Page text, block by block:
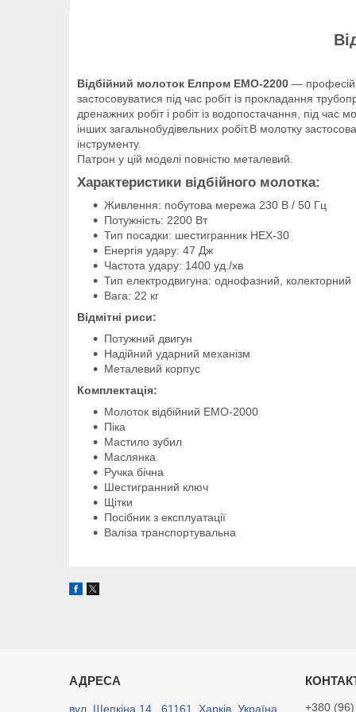
Відбійний молоток Елпром ЕМО-2200 —
застосовуватися під час робіт із прокладання
дренажних робіт і робіт із водопостачання, під час
інших загальнобудівельних робіт.В молотку
інструменту.
Патрон у цій моделі повністю металевий.
Характеристики відбійного молотка:
Живлення: побутова мережа 230 В / 50 Гц
Потужність: 2200 Вт
Тип посадки: шестигранник HEX-30
Енергія удару: 47 Дж
Частота удару: 1400 уд./хв
Тип електродвигуна: однофазний, колекторний
Вага: 22 кг
Відмітні риси:
Потужний двигун
Надійний ударний механізм
Металевий корпус
Комплектація:
Молоток відбійний ЕМО-2000
Піка
Мастило зубил
Маслянка
Ручка бічна
Шестигранний ключ
Щітки
Посібник з експлуатації
Валіза транспортувальна
вул. Щепкіна 14., 61161, Харків, Україна +380